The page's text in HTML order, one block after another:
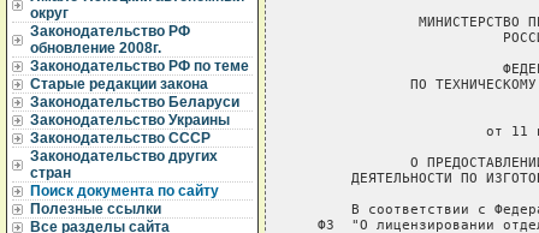
округ
Законодательство РФ
обновление 2008г.
Законодательство РФ по теме
Старые редакции закона
Законодательство Беларуси
Законодательство Украины
Законодательство СССР
Законодательство других
стран
Поиск документа по сайту
Полезные ссылки
Все разделы сайта
МИНИСТЕРСТВО
ПО
от 11
О
ДЕЯТЕЛЬНОСТИ ПО
В соответствии с
ФЗ  "О лицензировании